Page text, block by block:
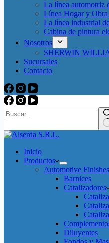
La línea automotriz
Línea Hogar y
La línea industrial
Cabina de pintura
Nosotros
SHERWIN
Sucursales
Contacto
Sin
Inicio
Productos
Automotive Finishes
Barnices
Catalizadores
Diluyentes